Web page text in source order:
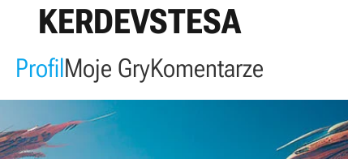
KERDEVSTESA
ProfilMoje GryKomentarze